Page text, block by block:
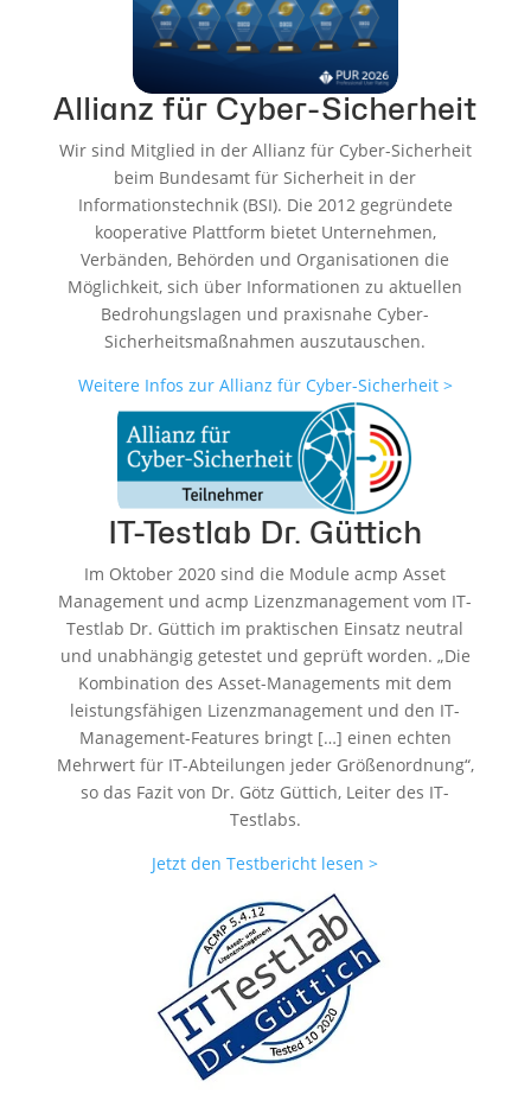
Allianz für Cyber-Sicherheit
Wir sind Mitglied in der Allianz für Cyber-Sicherheit
beim Bundesamt für Sicherheit in der
Informationstechnik (BSI). Die 2012 gegründete
kooperative Plattform bietet Unternehmen,
Verbänden, Behörden und Organisationen die
Möglichkeit, sich über Informationen zu aktuellen
Bedrohungslagen und praxisnahe Cyber-
Sicherheitsmaßnahmen auszutauschen.
Weitere Infos zur Allianz für Cyber-Sicherheit >
IT-Testlab Dr. Güttich
Im Oktober 2020 sind die Module acmp Asset
Management und acmp Lizenzmanagement vom IT-
Testlab Dr. Güttich im praktischen Einsatz neutral
und unabhängig getestet und geprüft worden. „Die
Kombination des Asset-Managements mit dem
leistungsfähigen Lizenzmanagement und den IT-
Management-Features bringt […] einen echten
Mehrwert für IT-Abteilungen jeder Größenordnung“,
so das Fazit von Dr. Götz Güttich, Leiter des IT-
Testlabs.
Jetzt den Testbericht lesen >